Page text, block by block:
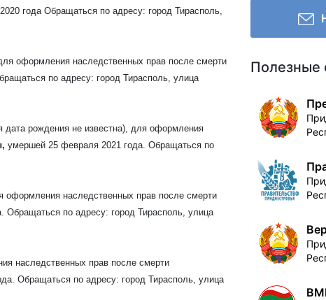
года Обращаться по адресу: город Тирасполь,
оформления наследственных прав после смерти
по адресу: город Тирасполь, улица
дата рождения не известна), для оформления
умершей 25 февраля 2021 года. Обращаться по
оформления наследственных прав после смерти
Обращаться по адресу: город Тирасполь, улица
наследственных прав после смерти
Обращаться по адресу: город Тирасполь, улица
Полезные